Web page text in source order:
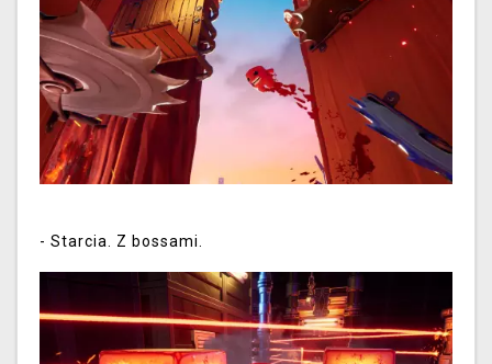
- Starcia. Z bossami.